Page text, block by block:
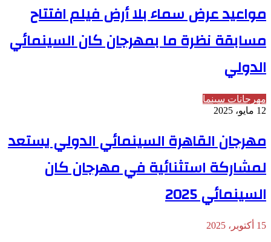
مواعيد عرض سماء بلا أرض فيلم افتتاح
مسابقة نظرة ما بمهرجان كان السينمائي
الدولي
مهرجانات سينما
12 مايو، 2025
مهرجان القاهرة السينمائي الدولي يستعد
لمشاركة استثنائية في مهرجان كان
السينمائي 2025
15 أكتوبر، 2025